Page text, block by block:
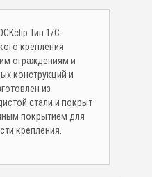
Тип 1/С-
крепления
ограждениям и
конструкций и
из
стали и покрыт
покрытием для
крепления.